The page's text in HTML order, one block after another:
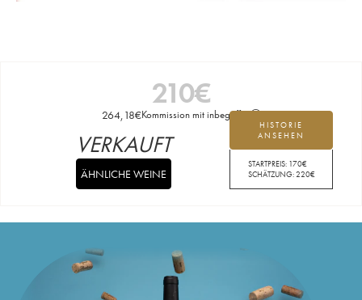
210€
264,18€Kommission mit inbegriffen
HISTORIE
ANSEHEN
STARTPREIS: 170€
SCHÄTZUNG:220€
VERKAUFT
ÄHNLICHE WEINE